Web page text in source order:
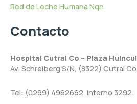
Red de Leche Humana Nqn
Contacto
Hospital Cutral Co – Plaza Huincul
Av. Schreiberg S/N, (8322) Cutral Co
Tel: (0299) 4962662. Interno 3292.